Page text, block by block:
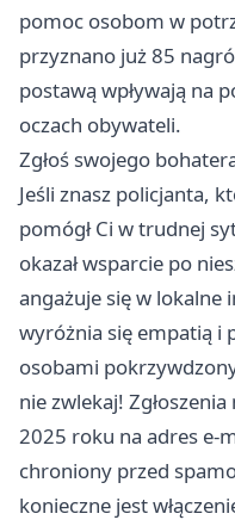
pomoc osobom w
przyznano już 85
postawą wpływają na
oczach obywateli.
Zgłoś swojego
Jeśli znasz policjanta,
pomógł Ci w trudnej
okazał wsparcie po
angażuje się w lokalne
wyróżnia się empatią i
osobami
nie zwlekaj!
2025 roku na adres e-
chroniony przed
konieczne jest